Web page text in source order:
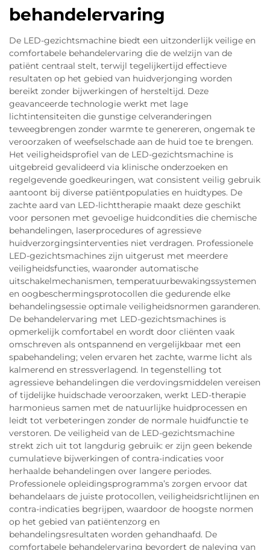
behandelervaring
De LED-gezichtsmachine biedt een uitzonderlijk veilige en
comfortabele behandelervaring die de welzijn van de
patiënt centraal stelt, terwijl tegelijkertijd effectieve
resultaten op het gebied van huidverjonging worden
bereikt zonder bijwerkingen of hersteltijd. Deze
geavanceerde technologie werkt met lage
lichtintensiteiten die gunstige celveranderingen
teweegbrengen zonder warmte te genereren, ongemak te
veroorzaken of weefselschade aan de huid toe te brengen.
Het veiligheidsprofiel van de LED-gezichtsmachine is
uitgebreid gevalideerd via klinische onderzoeken en
regelgevende goedkeuringen, wat consistent veilig gebruik
aantoont bij diverse patiëntpopulaties en huidtypes. De
zachte aard van LED-lichttherapie maakt deze geschikt
voor personen met gevoelige huidcondities die chemische
behandelingen, laserprocedures of agressieve
huidverzorgingsinterventies niet verdragen. Professionele
LED-gezichtsmachines zijn uitgerust met meerdere
veiligheidsfuncties, waaronder automatische
uitschakelmechanismen, temperatuurbewakingssystemen
en oogbeschermingsprotocollen die gedurende elke
behandelingsessie optimale veiligheidsnormen garanderen.
De behandelervaring met LED-gezichtsmachines is
opmerkelijk comfortabel en wordt door cliënten vaak
omschreven als ontspannend en vergelijkbaar met een
spabehandeling; velen ervaren het zachte, warme licht als
kalmerend en stressverlagend. In tegenstelling tot
agressieve behandelingen die verdovingsmiddelen vereisen
of tijdelijke huidschade veroorzaken, werkt LED-therapie
harmonieus samen met de natuurlijke huidprocessen en
leidt tot verbeteringen zonder de normale huidfunctie te
verstoren. De veiligheid van de LED-gezichtsmachine
strekt zich uit tot langdurig gebruik: er zijn geen bekende
cumulatieve bijwerkingen of contra-indicaties voor
herhaalde behandelingen over langere periodes.
Professionele opleidingsprogramma’s zorgen ervoor dat
behandelaars de juiste protocollen, veiligheidsrichtlijnen en
contra-indicaties begrijpen, waardoor de hoogste normen
op het gebied van patiëntenzorg en
behandelingsresultaten worden gehandhaafd. De
comfortabele behandelervaring bevordert de naleving van